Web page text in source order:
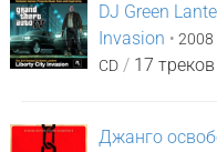
DJ Green
Invasion • 2008
CD / 17 треков
Джанго